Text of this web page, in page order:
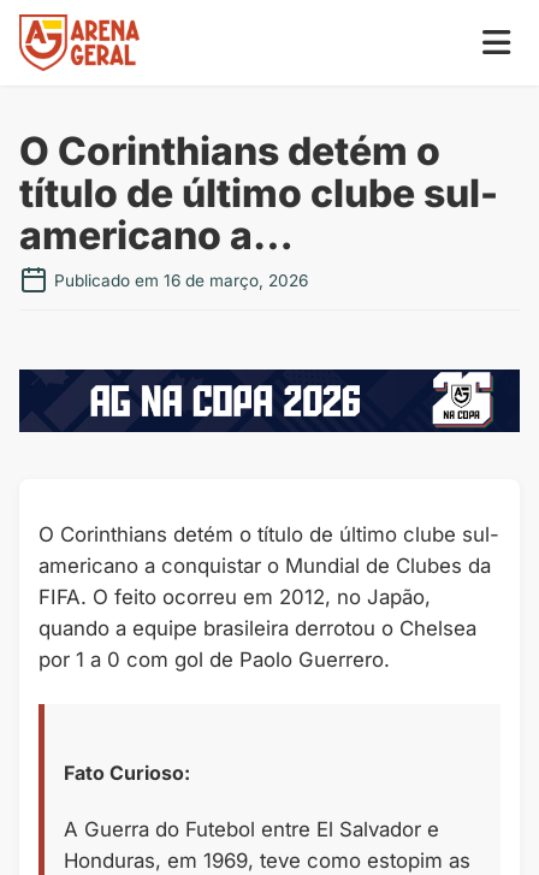
O Corinthians detém o
título de último clube sul-
americano a…
Publicado em 16 de março, 2026
O Corinthians detém o título de último clube sul-
americano a conquistar o Mundial de Clubes da
FIFA. O feito ocorreu em 2012, no Japão,
quando a equipe brasileira derrotou o Chelsea
por 1 a 0 com gol de Paolo Guerrero.
Fato Curioso:
A Guerra do Futebol entre El Salvador e
Honduras, em 1969, teve como estopim as